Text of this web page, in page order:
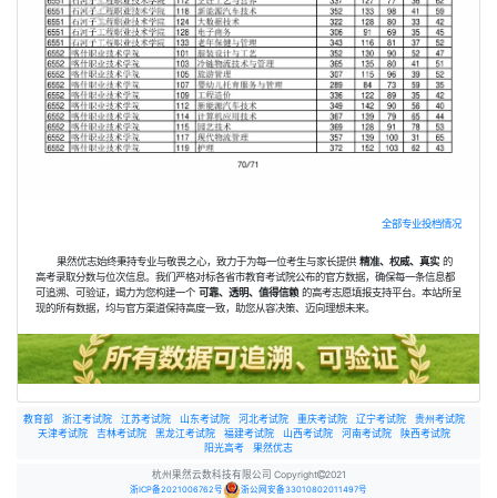
全部专业投档情况
果然优志始终秉持专业与敬畏之心，致力于为每一位考生与家长提供 精准、权威、真实的
高考录取分数与位次信息。我们严格对标各省市教育考试院公布的官方数据，确保每一条信息都
可追溯、可验证，竭力为您构建一个 可靠、透明、值得信赖 的高考志愿填报支持平台。本站所呈
现的所有数据，均与官方渠道保持高度一致，助您从容决策、迈向理想未来。
教育部 浙江考试院 江苏考试院 山东考试院 河北考试院 重庆考试院 辽宁考试院
贵州考试院
天津考试院
吉林考试院 黑龙江考试院 福建考试院 山西考试院 河南考试院
陕西考试院
阳光高考
果然优志
杭州果然云数科技有限公司 Copyright 2021
浙ICP备2021006762号 浙公网安备33010802011497号